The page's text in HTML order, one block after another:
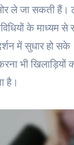
ले जा सकती हैं।
के माध्यम से
में सुधार हो
भी खिलाड़ियों
है।